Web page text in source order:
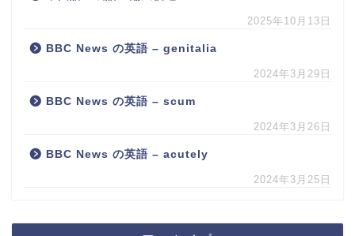
2025年10月13日
BBC News の英語 – genitalia
2024年3月29日
BBC News の英語 – scum
2024年3月26日
BBC News の英語 – acutely
2024年3月25日